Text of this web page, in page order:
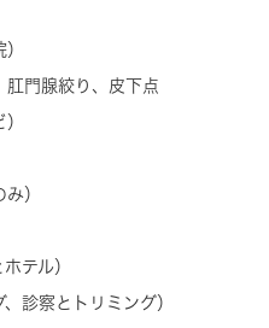
肛門腺絞り、皮下点
）
テル）
、診察とトリミング）